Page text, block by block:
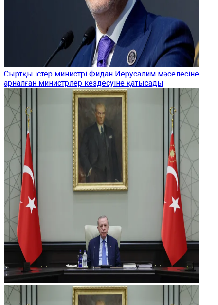
Сыртқы істер министрі Фидан Иерусалим мәселесіне
арналған министрлер кездесуіне қатысады